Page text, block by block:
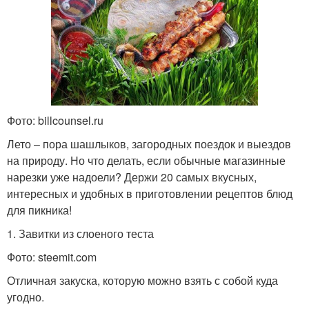
Фото: billcounsel.ru
Лето – пора шашлыков, загородных поездок и выездов
на природу. Но что делать, если обычные магазинные
нарезки уже надоели? Держи 20 самых вкусных,
интересных и удобных в приготовлении рецептов блюд
для пикника!
1. Завитки из слоеного теста
Фото: steemit.com
Отличная закуска, которую можно взять с собой куда
угодно.